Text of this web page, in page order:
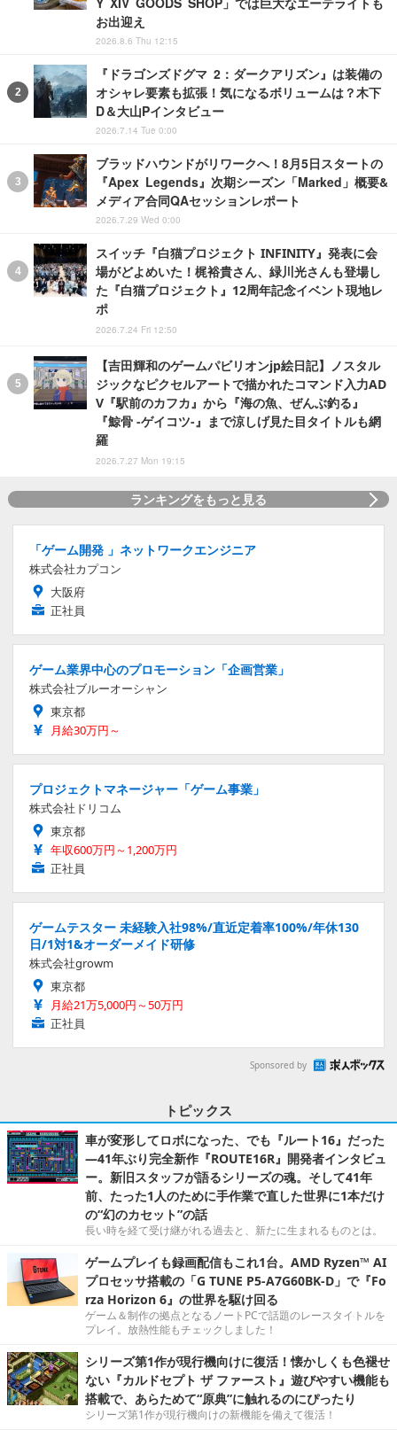
Y XIV GOODS SHOP」では巨大なエーテライトも
お出迎え
2026.8.6 Thu 12:15
『ドラゴンズドグマ 2：ダークアリズン』は装備の
オシャレ要素も拡張！気になるボリュームは？木下
D＆大山Pインタビュー
2026.7.14 Tue 0:00
ブラッドハウンドがリワークへ！8月5日スタートの
『Apex Legends』次期シーズン「Marked」概要&
メディア合同QAセッションレポート
2026.7.29 Wed 0:00
スイッチ『白猫プロジェクト INFINITY』発表に会
場がどよめいた！梶裕貴さん、緑川光さんも登場し
た『白猫プロジェクト』12周年記念イベント現地レ
ポ
2026.7.24 Fri 12:50
【吉田輝和のゲームパビリオンjp絵日記】ノスタル
ジックなピクセルアートで描かれたコマンド入力AD
V『駅前のカフカ』から『海の魚、ぜんぶ釣る』
『鯨骨 -ゲイコツ-』まで涼しげ見た目タイトルも網
羅
2026.7.27 Mon 19:15
ランキングをもっと見る
「ゲーム開発 」ネットワークエンジニア
株式会社カプコン
大阪府
正社員
ゲーム業界中心のプロモーション「企画営業」
株式会社ブルーオーシャン
東京都
月給30万円～
プロジェクトマネージャー「ゲーム事業」
株式会社ドリコム
東京都
年収600万円～1,200万円
正社員
ゲームテスター 未経験入社98%/直近定着率100%/年休130
日/1対1&オーダーメイド研修
株式会社growm
東京都
月給21万5,000円～50万円
正社員
Sponsored by
トピックス
車が変形してロボになった、でも『ルート16』だった
―41年ぶり完全新作『ROUTE16R』開発者インタビュ
ー。新旧スタッフが語るシリーズの魂。そして41年
前、たった1人のために手作業で直した世界に1本だけ
の“幻のカセット”の話
長い時を経て受け継がれる過去と、新たに生まれるものとは。
ゲームプレイも録画配信もこれ1台。AMD Ryzen™ AI
プロセッサ搭載の「G TUNE P5-A7G60BK-D」で『Fo
rza Horizon 6』の世界を駆け回る
ゲーム＆制作の拠点となるノートPCで話題のレースタイトルを
プレイ。放熱性能もチェックしました！
シリーズ第1作が現行機向けに復活！懐かしくも色褪せ
ない『カルドセプト ザ ファースト』遊びやすい機能も
搭載で、あらためて“原典”に触れるのにぴったり
シリーズ第1作が現行機向けの新機能を備えて復活！